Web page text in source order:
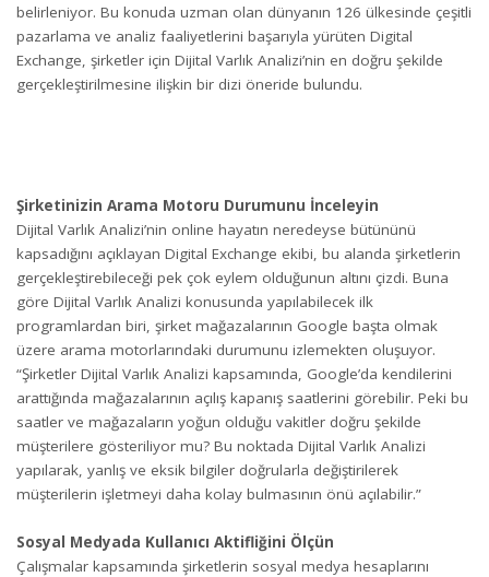
belirleniyor. Bu konuda uzman olan dünyanın 126 ülkesinde çeşitli
pazarlama ve analiz faaliyetlerini başarıyla yürüten Digital
Exchange, şirketler için Dijital Varlık Analizi’nin en doğru şekilde
gerçekleştirilmesine ilişkin bir dizi öneride bulundu.
Şirketinizin Arama Motoru Durumunu İnceleyin
Dijital Varlık Analizi’nin online hayatın neredeyse bütününü
kapsadığını açıklayan Digital Exchange ekibi, bu alanda şirketlerin
gerçekleştirebileceği pek çok eylem olduğunun altını çizdi. Buna
göre Dijital Varlık Analizi konusunda yapılabilecek ilk
programlardan biri, şirket mağazalarının Google başta olmak
üzere arama motorlarındaki durumunu izlemekten oluşuyor.
“Şirketler Dijital Varlık Analizi kapsamında, Google’da kendilerini
arattığında mağazalarının açılış kapanış saatlerini görebilir. Peki bu
saatler ve mağazaların yoğun olduğu vakitler doğru şekilde
müşterilere gösteriliyor mu? Bu noktada Dijital Varlık Analizi
yapılarak, yanlış ve eksik bilgiler doğrularla değiştirilerek
müşterilerin işletmeyi daha kolay bulmasının önü açılabilir.”
Sosyal Medyada Kullanıcı Aktifliğini Ölçün
Çalışmalar kapsamında şirketlerin sosyal medya hesaplarını